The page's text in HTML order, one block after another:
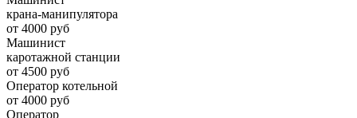
крана-манипулятора
от 4000 руб
Машинист
каротажной станции
от 4500 руб
Оператор котельной
от 4000 руб
Оператор